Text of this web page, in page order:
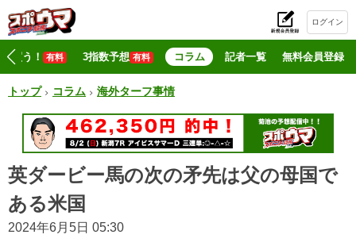
ログイン
買う！ 有料 3指数予想 有料 コラム 記者一覧 無料会員登録
トップ コラム 海外ターフ事情
英ダービー馬の次の矛先は父の母国で
ある米国
2024年6月5日 05:30